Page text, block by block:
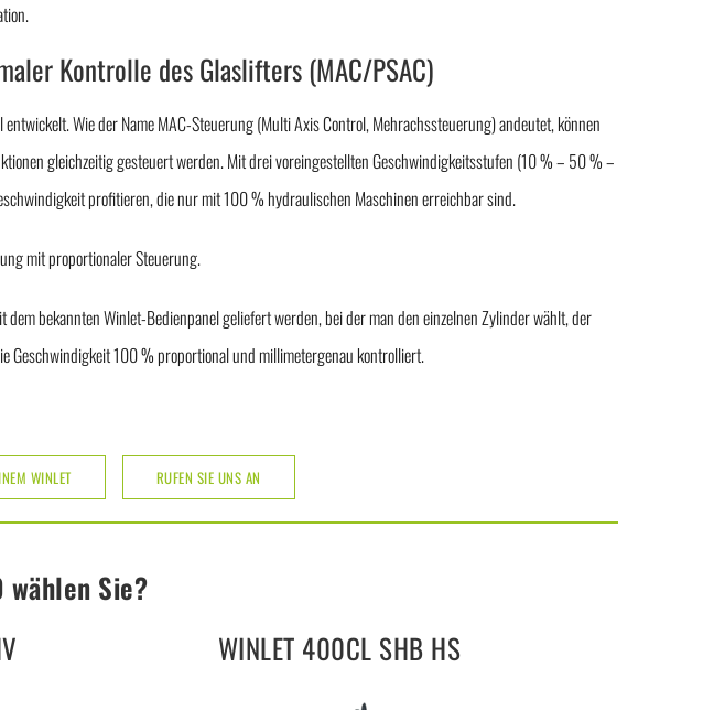
Kontrolle des Glaslifters (MAC/PSAC)
Wie der Name MAC-Steuerung (Multi Axis Control, Mehrachssteuerung) andeutet, können
gleichzeitig gesteuert werden. Mit drei voreingestellten Geschwindigkeitsstufen (10 % – 50 % –
profitieren, die nur mit 100 % hydraulischen Maschinen erreichbar sind.
mit proportionaler Steuerung.
bekannten Winlet-Bedienpanel geliefert werden, bei der man den einzelnen Zylinder wählt, der
Geschwindigkeit 100 % proportional und millimetergenau kontrolliert.
WINLET RUFEN SIE UNS AN
Sie?
WINLET 400CL SHB HS